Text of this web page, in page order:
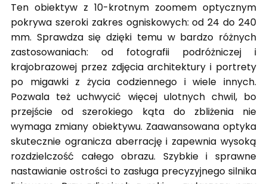
Ten obiektyw z 10-krotnym zoomem optycznym
pokrywa szeroki zakres ogniskowych: od 24 do 240
mm. Sprawdza się dzięki temu w bardzo różnych
zastosowaniach: od fotografii podróżniczej i
krajobrazowej przez zdjęcia architektury i portrety
po migawki z życia codziennego i wiele innych.
Pozwala też uchwycić więcej ulotnych chwil, bo
przejście od szerokiego kąta do zbliżenia nie
wymaga zmiany obiektywu. Zaawansowana optyka
skutecznie ogranicza aberrację i zapewnia wysoką
rozdzielczość całego obrazu. Szybkie i sprawne
nastawianie ostrości to zasługa precyzyjnego silnika